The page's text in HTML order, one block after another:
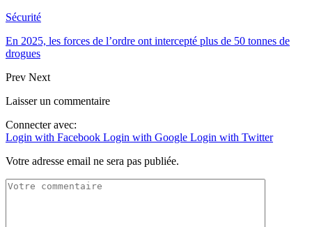
Sécurité
En 2025, les forces de l’ordre ont intercepté plus de 50 tonnes de
drogues
Prev Next
Laisser un commentaire
Connecter avec:
Login with Facebook Login with Google Login with Twitter
Votre adresse email ne sera pas publiée.